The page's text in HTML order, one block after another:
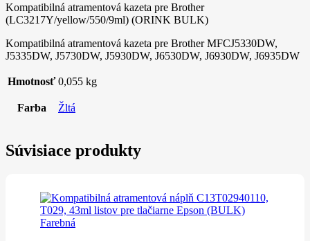
Kompatibilná atramentová kazeta pre Brother
(LC3217Y/yellow/550/9ml) (ORINK BULK)
Kompatibilná atramentová kazeta pre Brother MFCJ5330DW,
J5335DW, J5730DW, J5930DW, J6530DW, J6930DW, J6935DW
Hmotnosť 0,055 kg
Farba Žltá
Súvisiace produkty